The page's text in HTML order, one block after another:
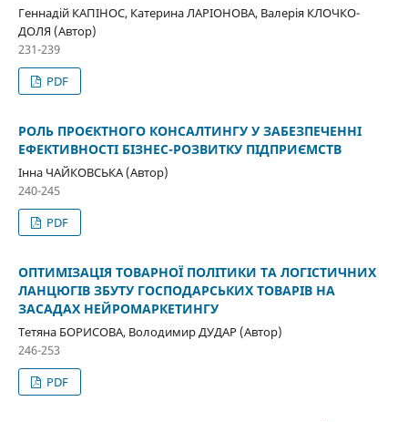
Геннадій КАПІНОС, Катерина ЛАРІОНОВА, Валерія КЛОЧКО-
ДОЛЯ (Автор)
231-239
PDF
РОЛЬ ПРОЄКТНОГО КОНСАЛТИНГУ У ЗАБЕЗПЕЧЕННІ
ЕФЕКТИВНОСТІ БІЗНЕС-РОЗВИТКУ ПІДПРИЄМСТВ
Інна ЧАЙКОВСЬКА (Автор)
240-245
PDF
ОПТИМІЗАЦІЯ ТОВАРНОЇ ПОЛІТИКИ ТА ЛОГІСТИЧНИХ
ЛАНЦЮГІВ ЗБУТУ ГОСПОДАРСЬКИХ ТОВАРІВ НА
ЗАСАДАХ НЕЙРОМАРКЕТИНГУ
Тетяна БОРИСОВА, Володимир ДУДАР (Автор)
246-253
PDF